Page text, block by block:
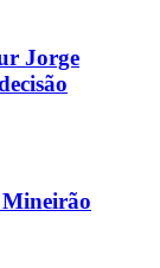
Jorge